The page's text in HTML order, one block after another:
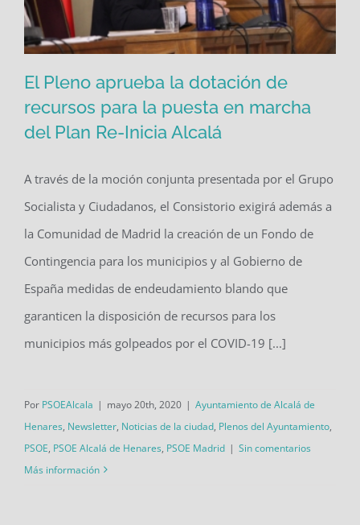
recursos para la puesta en marcha
del Plan Re-Inicia Alcalá
El Pleno aprueba la dotación de
recursos para la puesta en marcha
del Plan Re-Inicia Alcalá
A través de la moción conjunta presentada por el Grupo
Socialista y Ciudadanos, el Consistorio exigirá además a
la Comunidad de Madrid la creación de un Fondo de
Contingencia para los municipios y al Gobierno de
España medidas de endeudamiento blando que
garanticen la disposición de recursos para los
municipios más golpeados por el COVID-19 [...]
Por PSOEAlcala | mayo 20th, 2020 | Ayuntamiento de Alcalá de
Henares, Newsletter, Noticias de la ciudad, Plenos del Ayuntamiento,
PSOE, PSOE Alcalá de Henares, PSOE Madrid | Sin comentarios
Más información